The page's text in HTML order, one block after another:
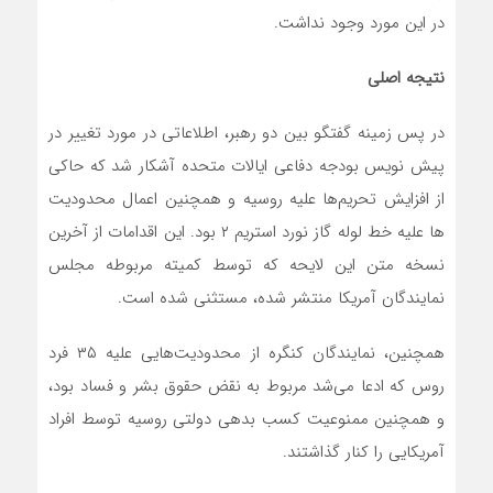
در این مورد وجود نداشت.
نتیجه اصلی
در پس زمینه گفتگو بین دو رهبر، اطلاعاتی در مورد تغییر در
پیش نویس بودجه دفاعی ایالات متحده آشکار شد که حاکی
از افزایش تحریم‌ها علیه روسیه و همچنین اعمال محدودیت
ها علیه خط لوله گاز نورد استریم ۲ بود. این اقدامات از آخرین
نسخه متن این لایحه که توسط کمیته مربوطه مجلس
نمایندگان آمریکا منتشر شده، مستثنی شده است.
همچنین، نمایندگان کنگره از محدودیت‌هایی علیه ۳۵ فرد
روس که ادعا می‌شد مربوط به نقض حقوق بشر و فساد بود،
و همچنین ممنوعیت کسب بدهی دولتی روسیه توسط افراد
آمریکایی را کنار گذاشتند.